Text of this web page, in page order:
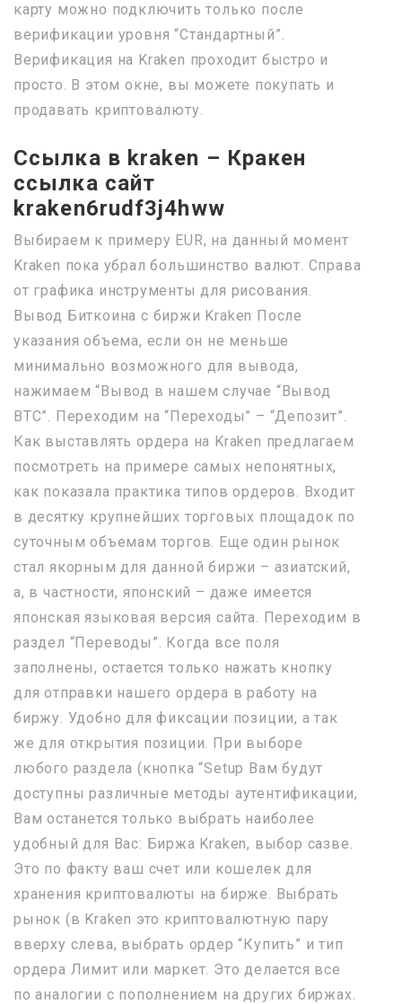
карту можно подключить только после
верификации уровня “Стандартный”.
Верификация на Kraken проходит быстро и
просто. В этом окне, вы можете покупать и
продавать криптовалюту.
Ссылка в kraken – Кракен
ссылка сайт
kraken6rudf3j4hww
Выбираем к примеру EUR, на данный момент
Kraken пока убрал большинство валют. Справа
от графика инструменты для рисования.
Вывод Биткоина с биржи Kraken После
указания объема, если он не меньше
минимально возможного для вывода,
нажимаем “Вывод в нашем случае “Вывод
BTC”. Переходим на “Переходы” – “Депозит”.
Как выставлять ордера на Kraken предлагаем
посмотреть на примере самых непонятных,
как показала практика типов ордеров. Входит
в десятку крупнейших торговых площадок по
суточным объемам торгов. Еще один рынок
стал якорным для данной биржи – азиатский,
а, в частности, японский – даже имеется
японская языковая версия сайта. Переходим в
раздел “Переводы”. Когда все поля
заполнены, остается только нажать кнопку
для отправки нашего ордера в работу на
биржу. Удобно для фиксации позиции, а так
же для открытия позиции. При выборе
любого раздела (кнопка “Setup Вам будут
доступны различные методы аутентификации,
Вам останется только выбрать наиболее
удобный для Вас: Биржа Kraken, выбор сазве.
Это по факту ваш счет или кошелек для
хранения криптовалюты на бирже. Выбрать
рынок (в Kraken это криптовалютную пару
вверху слева, выбрать ордер “Купить” и тип
ордера Лимит или маркет. Это делается все
по аналогии с пополнением на других биржах.